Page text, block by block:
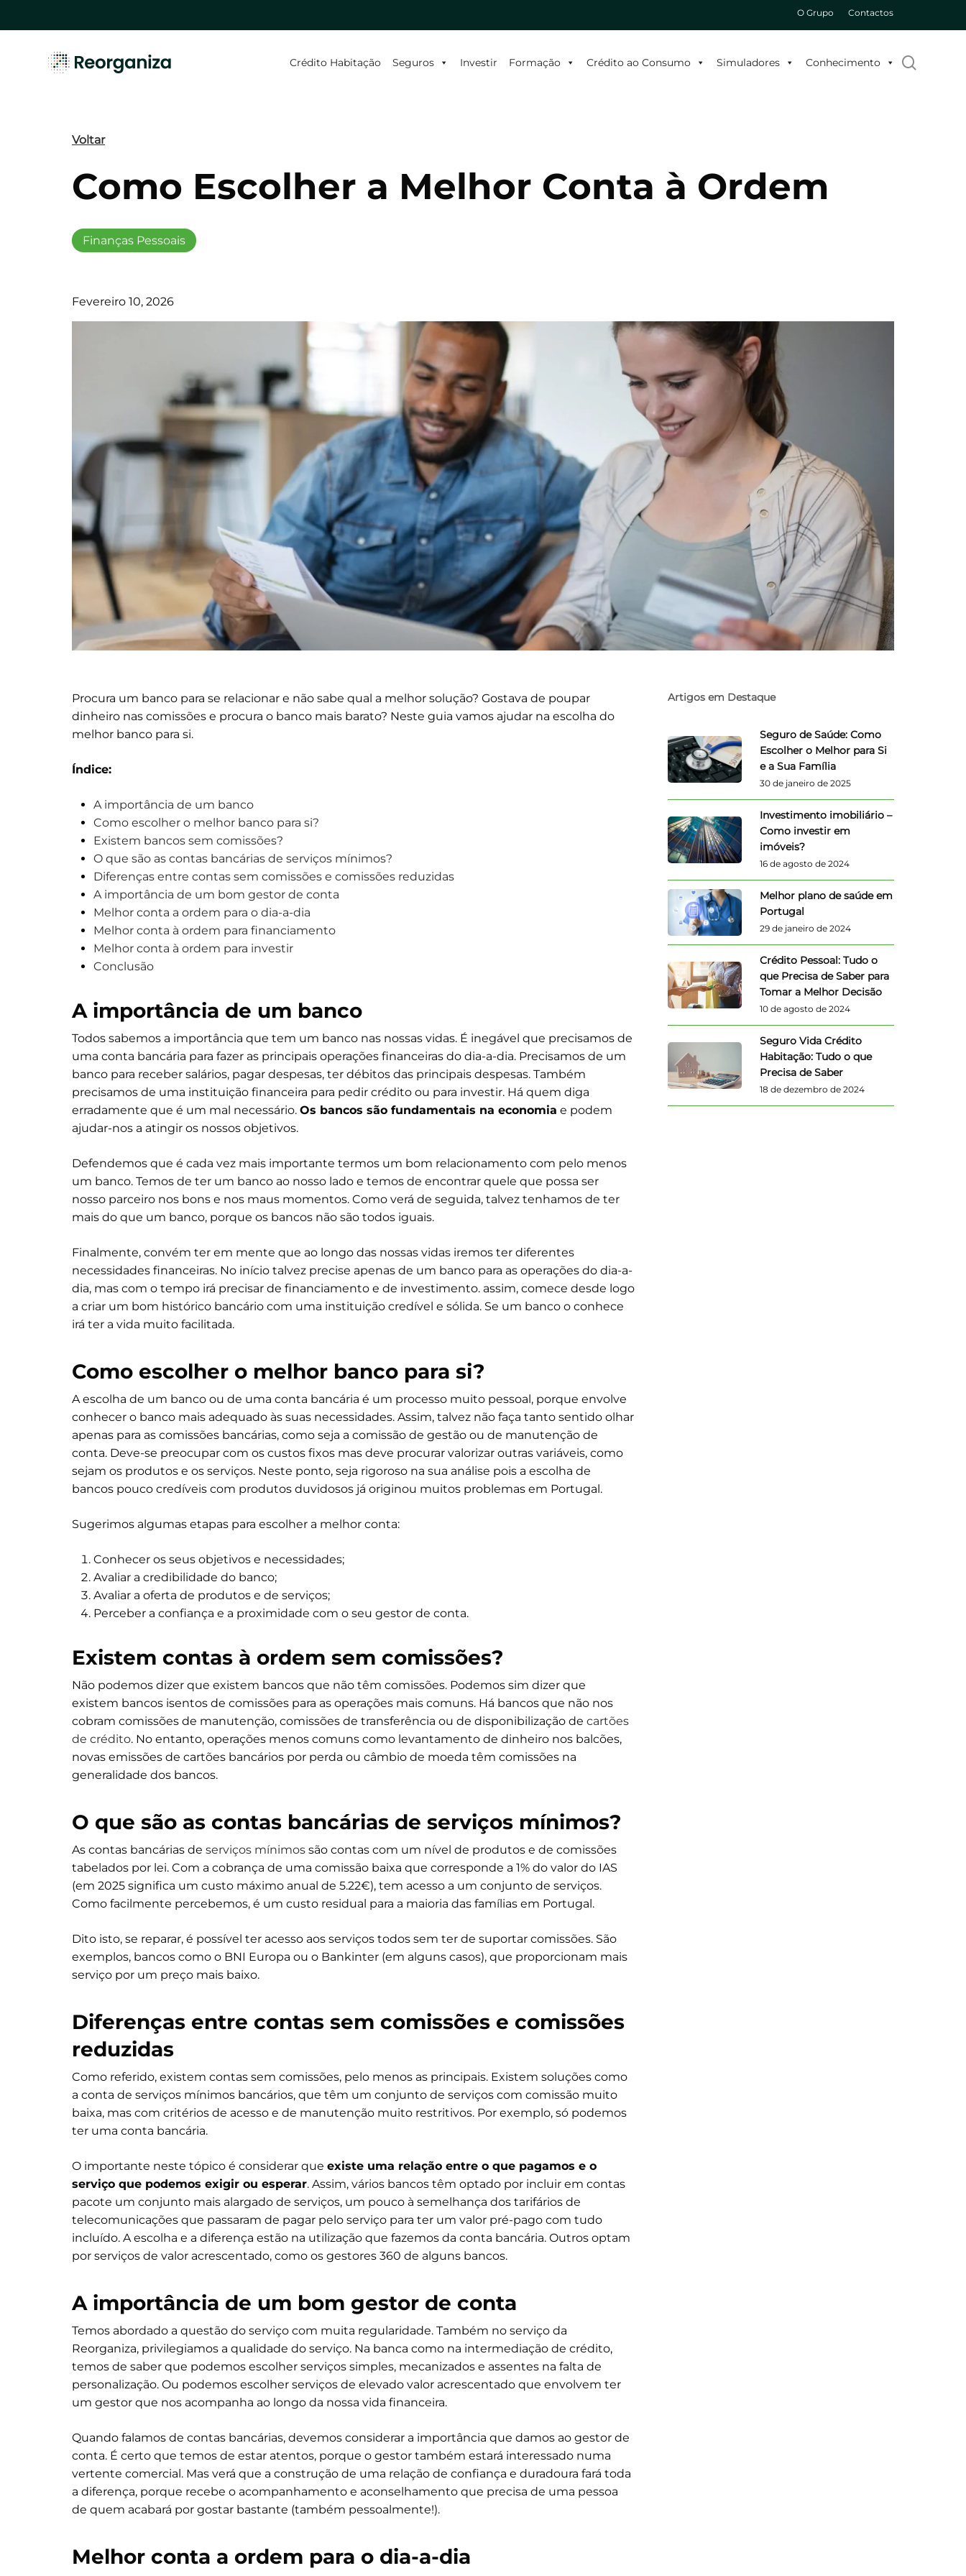
O Grupo Contactos
Crédito Habitação Seguros Investir Formação Crédito ao Consumo Simuladores Conhecimento
Voltar
Finanças Pessoais
Como Escolher a Melhor Conta à Ordem
Fevereiro 10, 2026
Procura um banco para se relacionar e não sabe qual a melhor solução? Gostava de poupar
dinheiro nas comissões e procura o banco mais barato? Neste guia vamos ajudar na escolha do
melhor banco para si.
Índice:
A importância de um banco
Como escolher o melhor banco para si?
Existem bancos sem comissões?
O que são as contas bancárias de serviços mínimos?
Diferenças entre contas sem comissões e comissões reduzidas
A importância de um bom gestor de conta
Melhor conta a ordem para o dia-a-dia
Melhor conta à ordem para financiamento
Melhor conta à ordem para investir
Conclusão
A importância de um banco
Todos sabemos a importância que tem um banco nas nossas vidas. É inegável que precisamos de
uma conta bancária para fazer as principais operações financeiras do dia-a-dia. Precisamos de um
banco para receber salários, pagar despesas, ter débitos das principais despesas. Também
precisamos de uma instituição financeira para pedir crédito ou para investir. Há quem diga
erradamente que é um mal necessário. Os bancos são fundamentais na economia e podem
ajudar-nos a atingir os nossos objetivos.
Defendemos que é cada vez mais importante termos um bom relacionamento com pelo menos
um banco. Temos de ter um banco ao nosso lado e temos de encontrar quele que possa ser
nosso parceiro nos bons e nos maus momentos. Como verá de seguida, talvez tenhamos de ter
mais do que um banco, porque os bancos não são todos iguais.
Finalmente, convém ter em mente que ao longo das nossas vidas iremos ter diferentes
necessidades financeiras. No início talvez precise apenas de um banco para as operações do dia-a-
dia, mas com o tempo irá precisar de financiamento e de investimento. assim, comece desde logo
a criar um bom histórico bancário com uma instituição credível e sólida. Se um banco o conhece
irá ter a vida muito facilitada.
Como escolher o melhor banco para si?
A escolha de um banco ou de uma conta bancária é um processo muito pessoal, porque envolve
conhecer o banco mais adequado às suas necessidades. Assim, talvez não faça tanto sentido olhar
apenas para as comissões bancárias, como seja a comissão de gestão ou de manutenção de
conta. Deve-se preocupar com os custos fixos mas deve procurar valorizar outras variáveis, como
sejam os produtos e os serviços. Neste ponto, seja rigoroso na sua análise pois a escolha de
bancos pouco credíveis com produtos duvidosos já originou muitos problemas em Portugal.
Sugerimos algumas etapas para escolher a melhor conta:
Conhecer os seus objetivos e necessidades;
Avaliar a credibilidade do banco;
Avaliar a oferta de produtos e de serviços;
Perceber a confiança e a proximidade com o seu gestor de conta.
Existem contas à ordem sem comissões?
Não podemos dizer que existem bancos que não têm comissões. Podemos sim dizer que
existem bancos isentos de comissões para as operações mais comuns. Há bancos que não nos
cobram comissões de manutenção, comissões de transferência ou de disponibilização de cartões
de crédito. No entanto, operações menos comuns como levantamento de dinheiro nos balcões,
novas emissões de cartões bancários por perda ou câmbio de moeda têm comissões na
generalidade dos bancos.
O que são as contas bancárias de serviços mínimos?
As contas bancárias de serviços mínimos são contas com um nível de produtos e de comissões
tabelados por lei. Com a cobrança de uma comissão baixa que corresponde a 1% do valor do IAS
(em 2025 significa um custo máximo anual de 5.22€), tem acesso a um conjunto de serviços.
Como facilmente percebemos, é um custo residual para a maioria das famílias em Portugal.
Dito isto, se reparar, é possível ter acesso aos serviços todos sem ter de suportar comissões. São
exemplos, bancos como o BNI Europa ou o Bankinter (em alguns casos), que proporcionam mais
serviço por um preço mais baixo.
Diferenças entre contas sem comissões e comissões
reduzidas
Como referido, existem contas sem comissões, pelo menos as principais. Existem soluções como
a conta de serviços mínimos bancários, que têm um conjunto de serviços com comissão muito
baixa, mas com critérios de acesso e de manutenção muito restritivos. Por exemplo, só podemos
ter uma conta bancária.
O importante neste tópico é considerar que existe uma relação entre o que pagamos e o
serviço que podemos exigir ou esperar. Assim, vários bancos têm optado por incluir em contas
pacote um conjunto mais alargado de serviços, um pouco à semelhança dos tarifários de
telecomunicações que passaram de pagar pelo serviço para ter um valor pré-pago com tudo
incluído. A escolha e a diferença estão na utilização que fazemos da conta bancária. Outros optam
por serviços de valor acrescentado, como os gestores 360 de alguns bancos.
A importância de um bom gestor de conta
Temos abordado a questão do serviço com muita regularidade. Também no serviço da
Reorganiza, privilegiamos a qualidade do serviço. Na banca como na intermediação de crédito,
temos de saber que podemos escolher serviços simples, mecanizados e assentes na falta de
personalização. Ou podemos escolher serviços de elevado valor acrescentado que envolvem ter
um gestor que nos acompanha ao longo da nossa vida financeira.
Quando falamos de contas bancárias, devemos considerar a importância que damos ao gestor de
conta. É certo que temos de estar atentos, porque o gestor também estará interessado numa
vertente comercial. Mas verá que a construção de uma relação de confiança e duradoura fará toda
a diferença, porque recebe o acompanhamento e aconselhamento que precisa de uma pessoa
de quem acabará por gostar bastante (também pessoalmente!).
Melhor conta a ordem para o dia-a-dia
Artigos em Destaque
Seguro de Saúde: Como
Escolher o Melhor para Si
e a Sua Família
30 de janeiro de 2025
Investimento imobiliário –
Como investir em
imóveis?
16 de agosto de 2024
Melhor plano de saúde em
Portugal
29 de janeiro de 2024
Crédito Pessoal: Tudo o
que Precisa de Saber para
Tomar a Melhor Decisão
10 de agosto de 2024
Seguro Vida Crédito
Habitação: Tudo o que
Precisa de Saber
18 de dezembro de 2024